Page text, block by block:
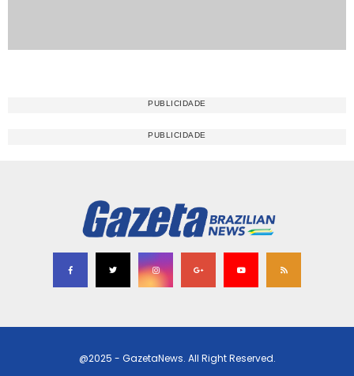
@2025 - GazetaNews. All Right Reserved.